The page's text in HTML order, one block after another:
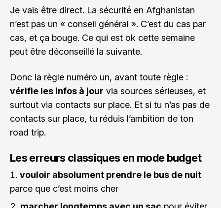
Je vais être direct. La sécurité en Afghanistan
n’est pas un « conseil général ». C’est du cas par
cas, et ça bouge. Ce qui est ok cette semaine
peut être déconseillé la suivante.
Donc la règle numéro un, avant toute règle :
vérifie les infos à jour via sources sérieuses, et
surtout via contacts sur place. Et si tu n’as pas de
contacts sur place, tu réduis l’ambition de ton
road trip.
Les erreurs classiques en mode budget
vouloir absolument prendre le bus de nuit
parce que c’est moins cher